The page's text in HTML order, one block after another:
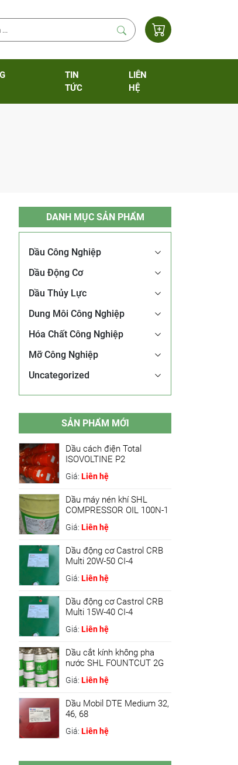
TIN
TỨC
LIÊN
HỆ
DANH MỤC SẢN PHẨM
Dầu Công Nghiệp
Dầu Động Cơ
Dầu Thủy Lực
Dung Môi Công Nghiệp
Hóa Chất Công Nghiệp
Mỡ Công Nghiệp
Uncategorized
SẢN PHẨM MỚI
Dầu cách điện Total
ISOVOLTINE P2
Giá: Liên hệ
Dầu máy nén khí SHL
COMPRESSOR OIL 100N-1
Giá: Liên hệ
Dầu động cơ Castrol CRB
Multi 20W-50 CI-4
Giá: Liên hệ
Dầu động cơ Castrol CRB
Multi 15W-40 CI-4
Giá: Liên hệ
Dầu cắt kính không pha
nước SHL FOUNTCUT 2G
Giá: Liên hệ
Dầu Mobil DTE Medium 32,
46, 68
Giá: Liên hệ